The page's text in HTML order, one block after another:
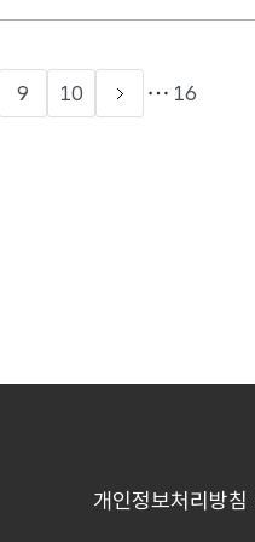
9 10 16
개인정보처리방침